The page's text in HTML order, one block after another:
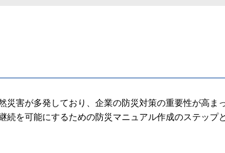
災害が多発しており、企業の防災対策の重要性が高ま
続を可能にするための防災マニュアル作成のステップ